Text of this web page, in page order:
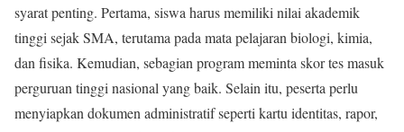
syarat penting. Pertama, siswa harus memiliki nilai akademik
tinggi sejak SMA, terutama pada mata pelajaran biologi, kimia,
dan fisika. Kemudian, sebagian program meminta skor tes masuk
perguruan tinggi nasional yang baik. Selain itu, peserta perlu
menyiapkan dokumen administratif seperti kartu identitas, rapor,